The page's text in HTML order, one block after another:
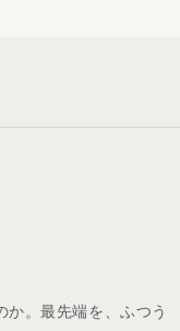
か。最先端を、ふつう